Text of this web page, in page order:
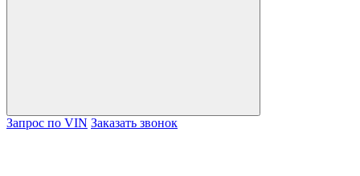
Запрос по VIN Заказать звонок